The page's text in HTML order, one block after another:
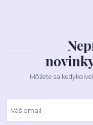
Môžete sa